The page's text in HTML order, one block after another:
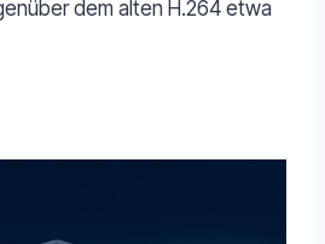
dem alten H.264 etwa